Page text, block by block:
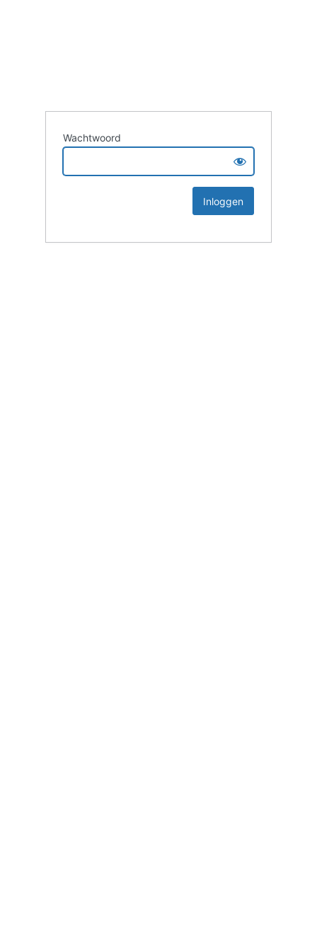
Wachtwoord